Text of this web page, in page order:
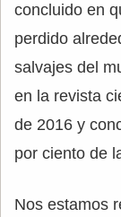
concluido en
perdido
salvajes del
en la revista
de 2016 y
por ciento de
Nos estamos